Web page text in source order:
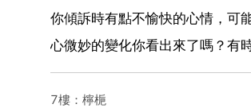
你傾訴時有點不愉快的心情，可
心微妙的變化你看出來了嗎？有
7樓：檸梔